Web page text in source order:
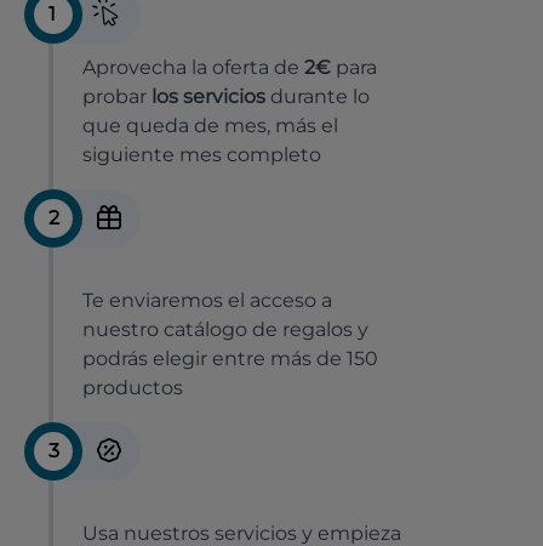
1
Aprovecha la oferta de 2€ para
probar los servicios durante lo
que queda de mes, más el
siguiente mes completo
2
Te enviaremos el acceso a
nuestro catálogo de regalos y
podrás elegir entre más de 150
productos
3
Usa nuestros servicios y empieza